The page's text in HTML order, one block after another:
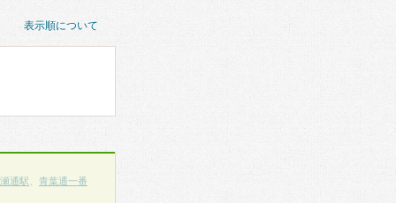
表示順について
通駅 青葉通一番